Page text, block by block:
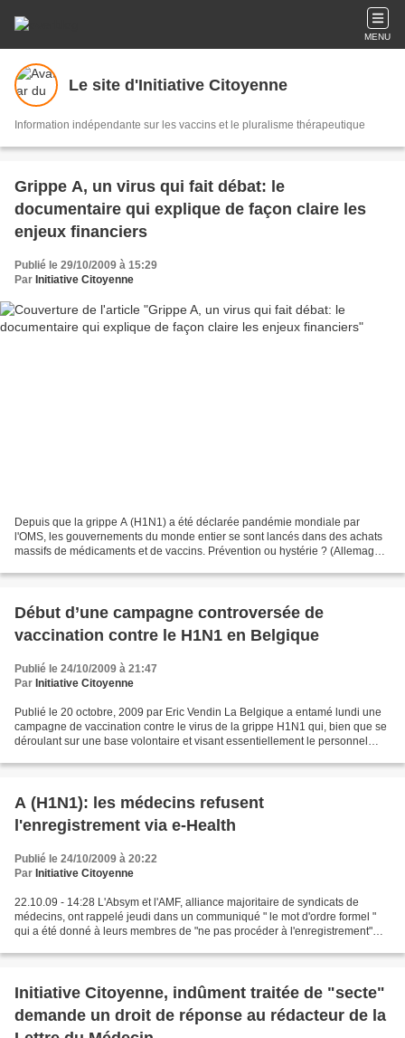
MENU
Le site d'Initiative Citoyenne
Information indépendante sur les vaccins et le pluralisme thérapeutique
Grippe A, un virus qui fait débat: le
documentaire qui explique de façon claire les
enjeux financiers
Publié le 29/10/2009 à 15:29
Par Initiative Citoyenne
Depuis que la grippe A (H1N1) a été déclarée pandémie mondiale par
l'OMS, les gouvernements du monde entier se sont lancés dans des achats
massifs de médicaments et de vaccins. Prévention ou hystérie ? (Allemagne,
Début d’une campagne controversée de
vaccination contre le H1N1 en Belgique
Publié le 24/10/2009 à 21:47
Par Initiative Citoyenne
Publié le 20 octobre, 2009 par Eric Vendin La Belgique a entamé lundi une
campagne de vaccination contre le virus de la grippe H1N1 qui, bien que se
déroulant sur une base volontaire et visant essentiellement le personnel
A (H1N1): les médecins refusent
l'enregistrement via e-Health
Publié le 24/10/2009 à 20:22
Par Initiative Citoyenne
22.10.09 - 14:28 L'Absym et l'AMF, alliance majoritaire de syndicats de
médecins, ont rappelé jeudi dans un communiqué " le mot d'ordre formel "
qui a été donné à leurs membres de "ne pas procéder à l'enregistrement"
Initiative Citoyenne, indûment traitée de "secte"
demande un droit de réponse au rédacteur de la